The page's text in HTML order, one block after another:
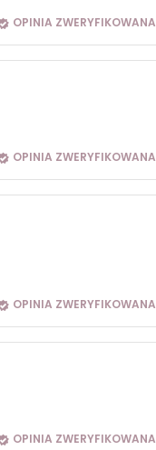
OPINIA ZWERYFIKOWANA
OPINIA ZWERYFIKOWANA
OPINIA ZWERYFIKOWANA
OPINIA ZWERYFIKOWANA